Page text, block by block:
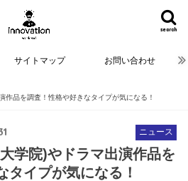
search
サイトマップ お問い合わせ
作品を調査！性格や好きなタイプが気になる！
ニュース
学院)やドラマ出演作品を
タイプが気になる！